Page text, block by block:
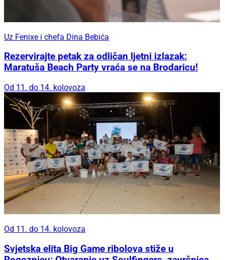
Uz Fenixe i chefa Dina Bebića
Rezervirajte petak za odličan ljetni izlazak:
Maratuša Beach Party vraća se na Brodaricu!
Od 11. do 14. kolovoza
Od 11. do 14. kolovoza
Svjetska elita Big Game ribolova stiže u